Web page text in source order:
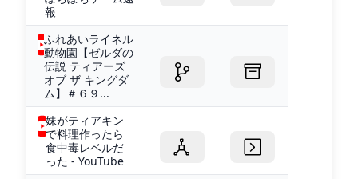
報
ふれあいライネル
動物園【ゼルダの
伝説 ティアーズ
オブ ザ キングダ
ム】＃６９...
妹がティアキン
で料理作ったら
食中毒レベルだ
った - YouTube